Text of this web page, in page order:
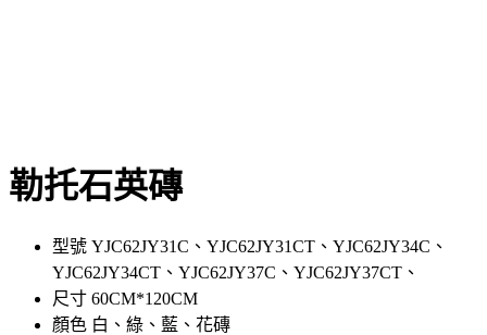
勒托石英磚
型號 YJC62JY31C、YJC62JY31CT、YJC62JY34C、
YJC62JY34CT、YJC62JY37C、YJC62JY37CT、
尺寸 60CM*120CM
顏色 白、綠、藍、花磚